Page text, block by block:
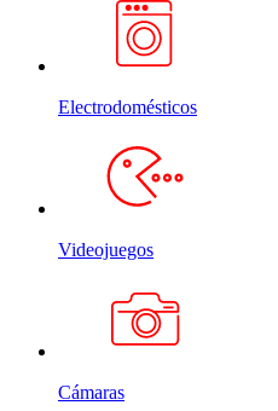
Electrodomésticos
Videojuegos
Cámaras